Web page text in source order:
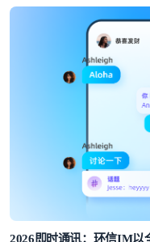
2026即时通讯：环信IM以
我已阅读并同意
不了，谢谢